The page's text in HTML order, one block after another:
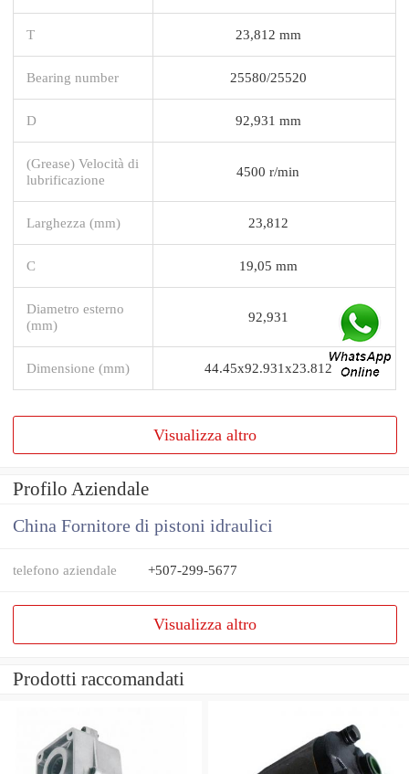
T 23,812 mm
Bearing number 25580/25520
D 92,931 mm
(Grease) Velocità di
lubrificazione
4500 r/min
Larghezza (mm) 23,812
C 19,05 mm
Diametro esterno
(mm)
92,931
Dimensione (mm) 44.45x92.931x23.812
Visualizza altro
Profilo Aziendale
China Fornitore di pistoni idraulici
telefono aziendale +507-299-5677
Visualizza altro
Prodotti raccomandati